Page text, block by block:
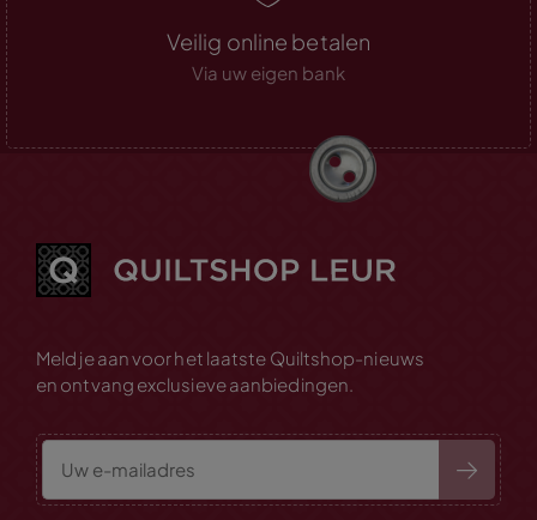
Veilig online betalen
Via uw eigen bank
Meld je aan voor het laatste Quiltshop-nieuws
en ontvang exclusieve aanbiedingen.